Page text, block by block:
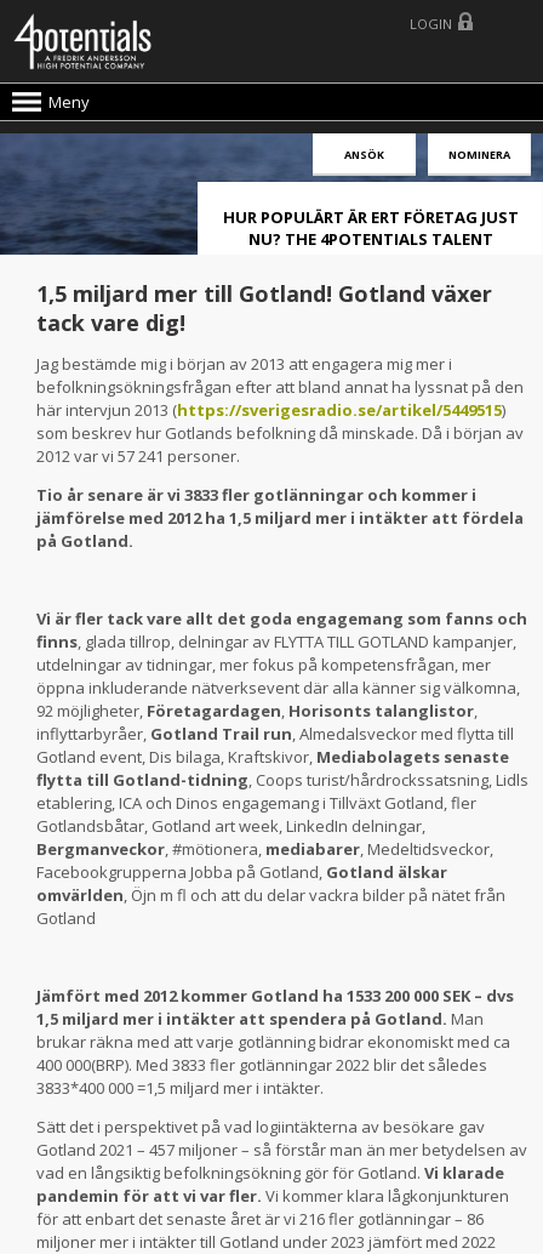
Meny
LOGIN
ANSÖK NOMINERA
HUR POPULÄRT ÄR ERT FÖRETAG JUST
NU? THE 4POTENTIALS TALENT
1,5 miljard mer till Gotland! Gotland växer
tack vare dig!
Jag bestämde mig i början av 2013 att engagera mig mer i
befolkningsökningsfrågan efter att bland annat ha lyssnat på den
här intervjun 2013 (https://sverigesradio.se/artikel/5449515)
som beskrev hur Gotlands befolkning då minskade. Då i början av
2012 var vi 57 241 personer.
Tio år senare är vi 3833 fler gotlänningar och kommer i
jämförelse med 2012 ha 1,5 miljard mer i intäkter att fördela
på Gotland.
Vi är fler tack vare allt det goda engagemang som fanns och
finns, glada tillrop, delningar av FLYTTA TILL GOTLAND kampanjer,
utdelningar av tidningar, mer fokus på kompetensfrågan, mer
öppna inkluderande nätverksevent där alla känner sig välkomna,
92 möjligheter, Företagardagen, Horisonts talanglistor,
inflyttarbyråer, Gotland Trail run, Almedalsveckor med flytta till
Gotland event, Dis bilaga, Kraftskivor, Mediabolagets senaste
flytta till Gotland-tidning, Coops turist/hårdrockssatsning, Lidls
etablering, ICA och Dinos engagemang i Tillväxt Gotland, fler
Gotlandsbåtar, Gotland art week, LinkedIn delningar,
Bergmanveckor, #mötionera, mediabarer, Medeltidsveckor,
Facebookgrupperna Jobba på Gotland, Gotland älskar
omvärlden, Öjn m fl och att du delar vackra bilder på nätet från
Gotland
Jämfört med 2012 kommer Gotland ha 1533 200 000 SEK – dvs
1,5 miljard mer i intäkter att spendera på Gotland. Man
brukar räkna med att varje gotlänning bidrar ekonomiskt med ca
400 000(BRP). Med 3833 fler gotlänningar 2022 blir det således
3833*400 000 =1,5 miljard mer i intäkter.
Sätt det i perspektivet på vad logiintäkterna av besökare gav
Gotland 2021 – 457 miljoner – så förstår man än mer betydelsen av
vad en långsiktig befolkningsökning gör för Gotland. Vi klarade
pandemin för att vi var fler. Vi kommer klara lågkonjunkturen
för att enbart det senaste året är vi 216 fler gotlänningar – 86
miljoner mer i intäkter till Gotland under 2023 jämfört med 2022